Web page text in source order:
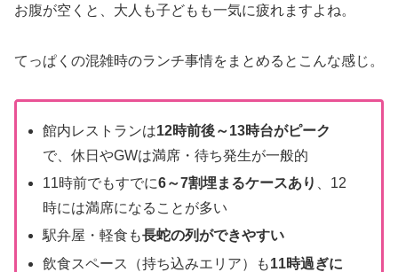
お腹が空くと、大人も子どもも一気に疲れますよね。
てっぱくの混雑時のランチ事情をまとめるとこんな感じ。
館内レストランは12時前後～13時台がピーク
で、休日やGWは満席・待ち発生が一般的
11時前でもすでに6～7割埋まるケースあり
、12
時には満席になることが多い
駅弁屋・軽食も長蛇の列ができやすい
飲食スペース（持ち込みエリア）も11時過ぎに